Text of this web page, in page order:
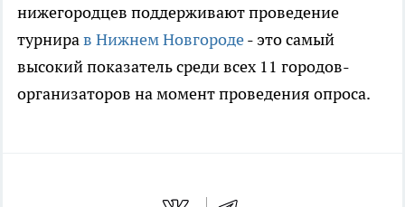
нижегородцев поддерживают проведение
турнирав Нижнем Новгороде- это самый
высокий показатель среди всех 11 городов-
организаторов на момент проведения опроса.